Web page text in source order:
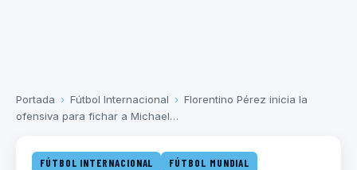
Portada › Fútbol Internacional › Florentino Pérez inicia la
ofensiva para fichar a Michael…
FÚTBOL INTERNACIONAL FÚTBOL MUNDIAL